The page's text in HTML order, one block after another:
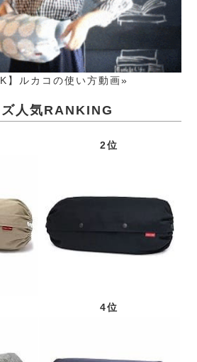
】ルカコの使い方動画»
人気RANKING
2位
4位